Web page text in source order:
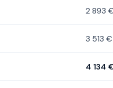
2 893
3 513 €
4 134